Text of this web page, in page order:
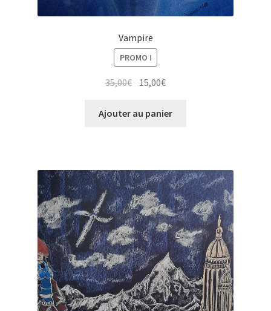
Vampire
PROMO !
35,00€ Le
initial
15,00€Le
actuel
Ajouter au panier